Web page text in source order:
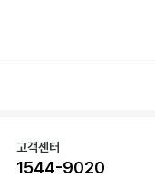
고객센터
1544-9020